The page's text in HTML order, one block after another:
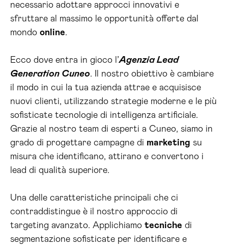
necessario adottare approcci innovativi e
sfruttare al massimo le opportunità offerte dal
mondo online.
Ecco dove entra in gioco l’Agenzia Lead
Generation Cuneo. Il nostro obiettivo è cambiare
il modo in cui la tua azienda attrae e acquisisce
nuovi clienti, utilizzando strategie moderne e le più
sofisticate tecnologie di intelligenza artificiale.
Grazie al nostro team di esperti a Cuneo, siamo in
grado di progettare campagne di marketing su
misura che identificano, attirano e convertono i
lead di qualità superiore.
Una delle caratteristiche principali che ci
contraddistingue è il nostro approccio di
targeting avanzato. Applichiamo tecniche di
segmentazione sofisticate per identificare e